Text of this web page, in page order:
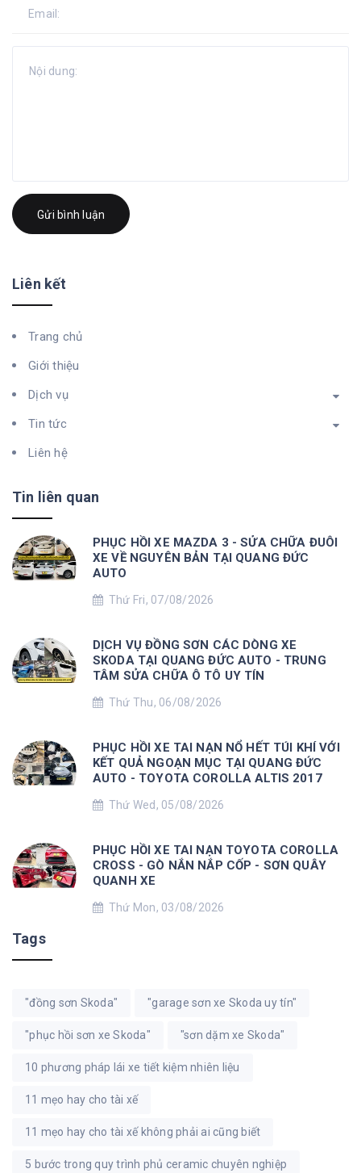
Gửi bình luận
Liên kết
Trang chủ
Giới thiệu
Dịch vụ
Tin tức
Liên hệ
Tin liên quan
PHỤC HỒI XE MAZDA 3 - SỬA CHỮA ĐUÔI
XE VỀ NGUYÊN BẢN TẠI QUANG ĐỨC
AUTO
Thứ Fri, 07/08/2026
DỊCH VỤ ĐỒNG SƠN CÁC DÒNG XE
SKODA TẠI QUANG ĐỨC AUTO - TRUNG
TÂM SỬA CHỮA Ô TÔ UY TÍN
Thứ Thu, 06/08/2026
PHỤC HỒI XE TAI NẠN NỔ HẾT TÚI KHÍ VỚI
KẾT QUẢ NGOẠN MỤC TẠI QUANG ĐỨC
AUTO - TOYOTA COROLLA ALTIS 2017
Thứ Wed, 05/08/2026
PHỤC HỒI XE TAI NẠN TOYOTA COROLLA
CROSS - GÒ NẮN NẮP CỐP - SƠN QUÂY
QUANH XE
Thứ Mon, 03/08/2026
Tags
"đồng sơn Skoda" "garage sơn xe Skoda uy tín"
"phục hồi sơn xe Skoda" "sơn dặm xe Skoda"
10 phương pháp lái xe tiết kiệm nhiên liệu
11 mẹo hay cho tài xế
11 mẹo hay cho tài xế không phải ai cũng biết
5 bước trong quy trình phủ ceramic chuyên nghiệp